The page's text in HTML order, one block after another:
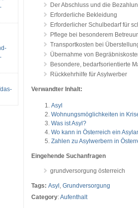
Der Abschluss und die
Erforderliche Bekleidung
Erforderlicher Schulbedarf für
Pflege bei besonderem
Transportkosten bei
Übernahme von
Besondere, bedarfsorientierte
Rückkehrhilfe für Asylwerber
Verwandter Inhalt:
Asyl
Wohnungsmöglichkeiten in
Was ist Asyl?
Wo kann in Österreich ein
Zahlen zu Asylwerbern in
Eingehende Suchanfragen
grundversorgung österreich
Tags:Asyl ,Grundversorgung
Category:Aufenthalt